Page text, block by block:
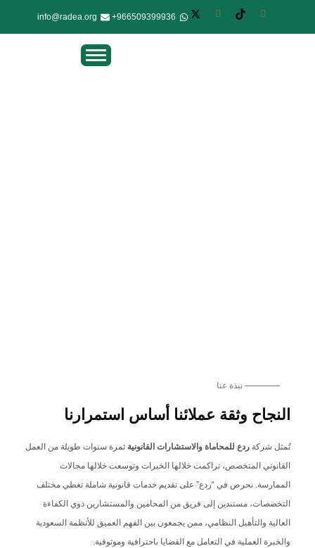
966509399936+
info@radea.org
نبذة عنا
النجاح وثقة عملائنا أساس استمرارنا
تُمثل شركة ردع للمحاماة والاستشارات القانونية ثمرة سنوات طويلة من العمل
القانوني المتخصص، تراكمت خلالها الخبرات وتوسعت خلالها مجالات
الممارسة. نحرص في “ردع” على تقديم خدمات قانونية شاملة تغطي مختلف
التخصصات، مستندين إلى فريق من المحامين والمستشارين ذوي الكفاءة
العالية والتأهيل النظامي، ممن يجمعون بين الفهم العميق للأنظمة السعودية
والخبرة العملية في التعامل مع القضايا باحترافية وموثوقية.